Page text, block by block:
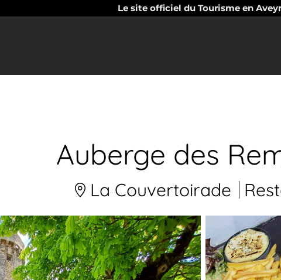
Le site officiel du Tourisme en
Auberge des
La Couvertoirade